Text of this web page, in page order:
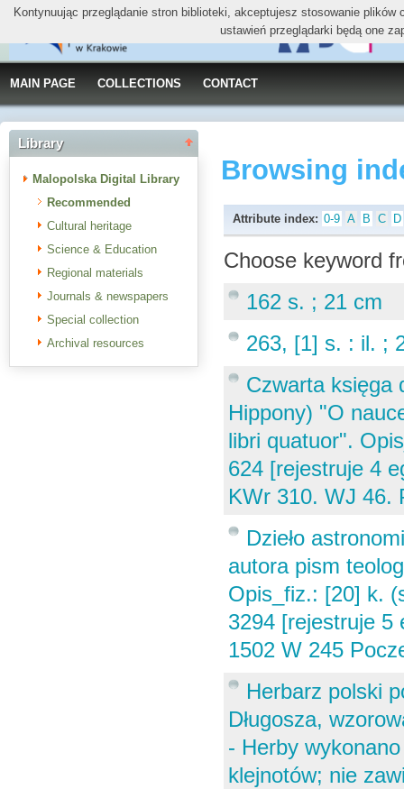
MAIN PAGE COLLECTIONS CONTACT
Library
Malopolska Digital Library
Recommended
Cultural heritage
Science & Education
Regional materials
Journals & newspapers
Special collection
Archival resources
Browsing
Attribute index: 0-9 A B C D
Choose keyword
162 s. ; 21 cm
263, [1] s. : il. ;
Czwarta księga
Hippony) "O
libri quatuor".
624 [rejestruje 4
KWr 310. WJ 46.
Dzieło
autora pism
Opis_fiz.: [20] k.
3294 [rejestruje 5
1502 W 245
Herbarz polski
Długosza,
- Herby
klejnotów; nie
Kontynuując przeglądanie stron biblioteki, akceptujesz stosowanie
ustawień przeglądarki będą one